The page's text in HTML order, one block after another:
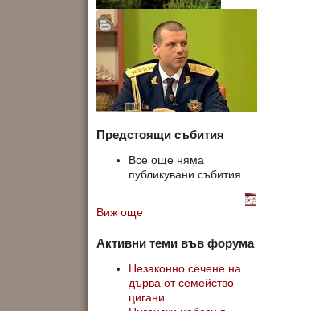
Предстоящи събития
Все още няма
публикувани събития
Виж още
Активни теми във форума
Незаконно сечене на
дърва от семейство
цигани